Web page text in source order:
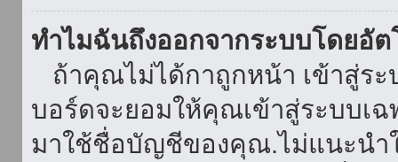
ทำไมฉันถึงออกจากระบบโดยอั
ถ้าคุณไม่ได้กาถูกหน้า เข้าสู่ร
บอร์ดจะยอมให้คุณเข้าสู่ระบบเ
มาใช้ชื่อบัญชีของคุณ.ไม่แนะนำ